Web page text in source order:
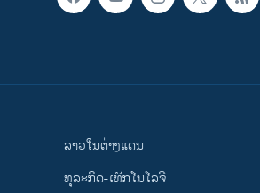
ລາວໃນຕ່າງແດນ
ທຸລະກິດ-ເທັກໂນໂລຈີ